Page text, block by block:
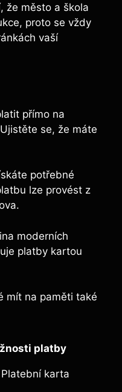
že město a škola
proto se ‌vždy
vaší
přímo na
se, že máte
potřebné​
lze provést z
moderních
platby ⁣kartou
‍mít na paměti také
platby
karta